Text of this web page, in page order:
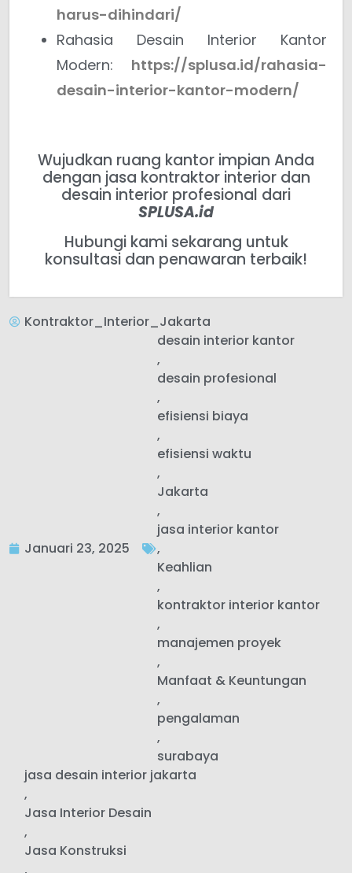
harus-dihindari/
Rahasia Desain Interior Kantor
Modern:
https://splusa.id/rahasia-
desain-interior-kantor-modern/
Wujudkan ruang kantor impian Anda
dengan jasa kontraktor interior dan
desain interior profesional dari
SPLUSA.id
Hubungi kami sekarang untuk
konsultasi dan penawaran terbaik!
Kontraktor_Interior_Jakarta
Januari 23, 2025
desain interior kantor
,
desain profesional
,
efisiensi biaya
,
efisiensi waktu
,
Jakarta
,
jasa interior kantor
,
Keahlian
,
kontraktor interior kantor
,
manajemen proyek
,
Manfaat & Keuntungan
,
pengalaman
,
surabaya
jasa desain interior jakarta
,
Jasa Interior Desain
,
Jasa Konstruksi